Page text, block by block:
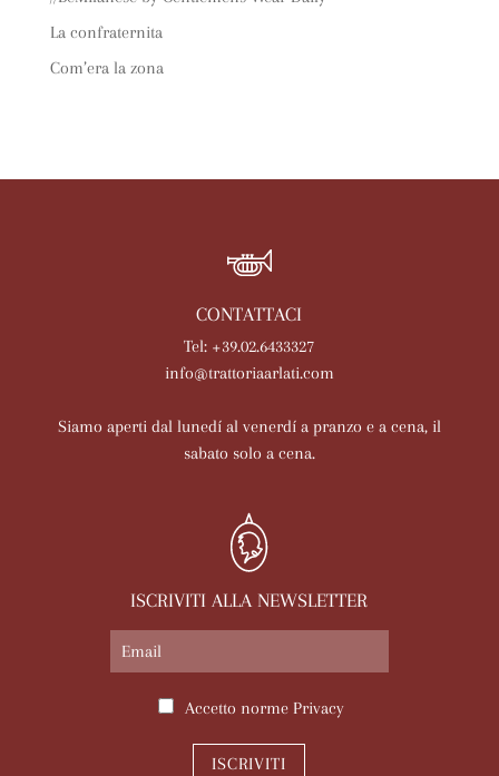
La confraternita
Com’era la zona
CONTATTACI
Tel: +39.02.6433327
info@trattoriaarlati.com
Siamo aperti dal lunedí al venerdí a pranzo e a cena, il
sabato solo a cena.
ISCRIVITI ALLA NEWSLETTER
Accetto norme Privacy
ISCRIVITI